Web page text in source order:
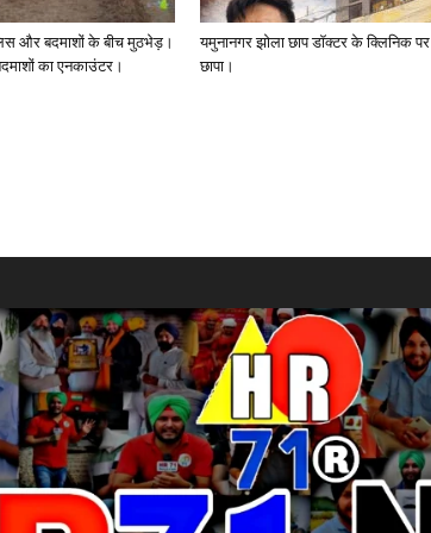
और बदमाशों के बीच मुठभेड़।
का एनकाउंटर।
यमुनानगर झोला छाप डॉक्टर के क्लिनिक पर
छापा।